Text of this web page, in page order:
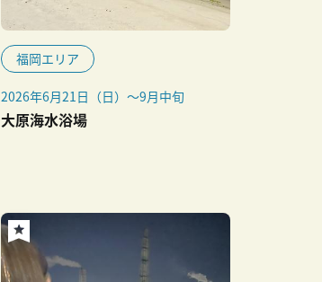
福岡エリア
2026年6月21日（日）～9月中旬
大原海水浴場